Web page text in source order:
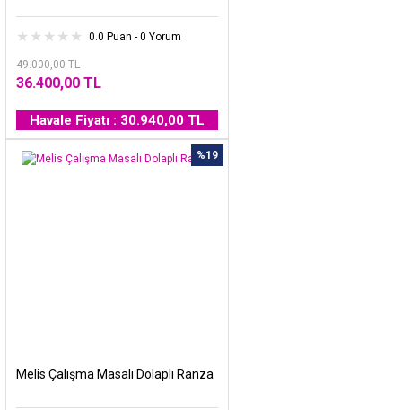
0.0 Puan - 0 Yorum
49.000,00 TL
36.400,00 TL
Havale Fiyatı : 30.940,00 TL
%19
Melis Çalışma Masalı Dolaplı Ranza